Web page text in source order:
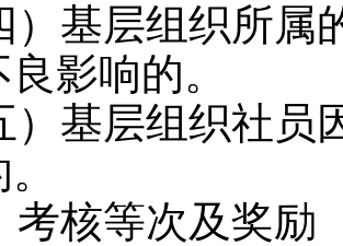
）基层组织所
良影响的。
）基层组织社
考核等次及奖励